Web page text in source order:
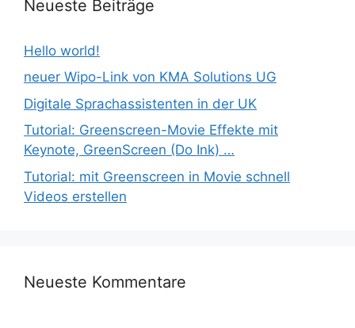
Neueste Beiträge
Hello world!
neuer Wipo-Link von KMA Solutions UG
Digitale Sprachassistenten in der UK
Tutorial: Greenscreen-Movie Effekte mit
Keynote, GreenScreen (Do Ink) …
Tutorial: mit Greenscreen in Movie schnell
Videos erstellen
Neueste Kommentare